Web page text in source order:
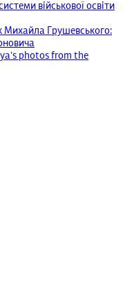
військової освіти
Михайла Грушевського:
photos from the